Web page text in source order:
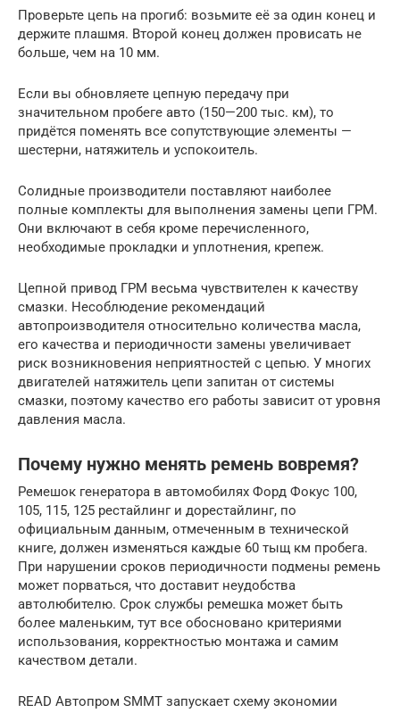
Проверьте цепь на прогиб: возьмите её за один конец и
держите плашмя. Второй конец должен провисать не
больше, чем на 10 мм.
Если вы обновляете цепную передачу при
значительном пробеге авто (150—200 тыс. км), то
придётся поменять все сопутствующие элементы —
шестерни, натяжитель и успокоитель.
Солидные производители поставляют наиболее
полные комплекты для выполнения замены цепи ГРМ.
Они включают в себя кроме перечисленного,
необходимые прокладки и уплотнения, крепеж.
Цепной привод ГРМ весьма чувствителен к качеству
смазки. Несоблюдение рекомендаций
автопроизводителя относительно количества масла,
его качества и периодичности замены увеличивает
риск возникновения неприятностей с цепью. У многих
двигателей натяжитель цепи запитан от системы
смазки, поэтому качество его работы зависит от уровня
давления масла.
Почему нужно менять ремень вовремя?
Ремешок генератора в автомобилях Форд Фокус 100,
105, 115, 125 рестайлинг и дорестайлинг, по
официальным данным, отмеченным в технической
книге, должен изменяться каждые 60 тыщ км пробега.
При нарушении сроков периодичности подмены ремень
может порваться, что доставит неудобства
автолюбителю. Срок службы ремешка может быть
более маленьким, тут все обосновано критериями
использования, корректностью монтажа и самим
качеством детали.
READ Автопром SMMT запускает схему экономии